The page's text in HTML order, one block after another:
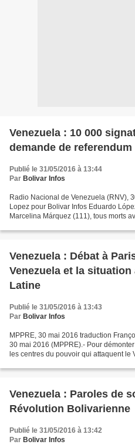
Venezuela : 10 000
demande de
Publié le 31/05/2016 à 13:44
Par Bolivar Infos
Radio Nacional de Venezuela (RNV),
Lopez pour Bolivar Infos Eduardo
Marcelina Márquez (111), tous morts
Venezuela : Débat à
Venezuela et la
Latine
Publié le 31/05/2016 à 13:43
Par Bolivar Infos
MPPRE, 30 mai 2016 traduction
30 mai 2016 (MPPRE).- Pour
les centres du pouvoir qui attaquent le
Venezuela : Paroles de
Révolution Bolivarienne
Publié le 31/05/2016 à 13:42
Par Bolivar Infos